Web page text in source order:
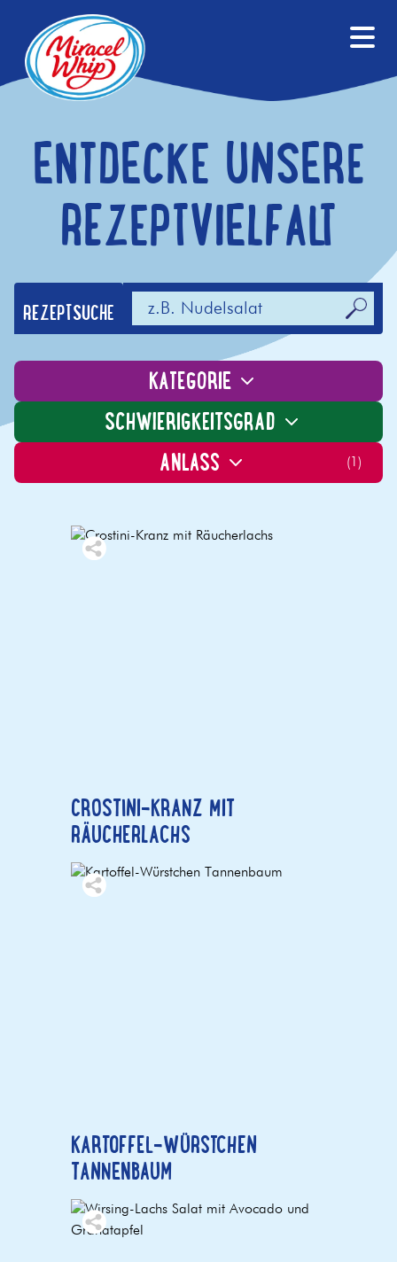
ENTDECKE UNSERE
REZEPTVIELFALT
REZEPTSUCHE
KATEGORIE
SCHWIERIGKEITSGRAD
ANLASS
( )
CROSTINI-KRANZ MIT
RÄUCHERLACHS
KARTOFFEL-WÜRSTCHEN
TANNENBAUM